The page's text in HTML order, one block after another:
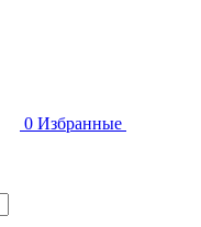
0 Избранные